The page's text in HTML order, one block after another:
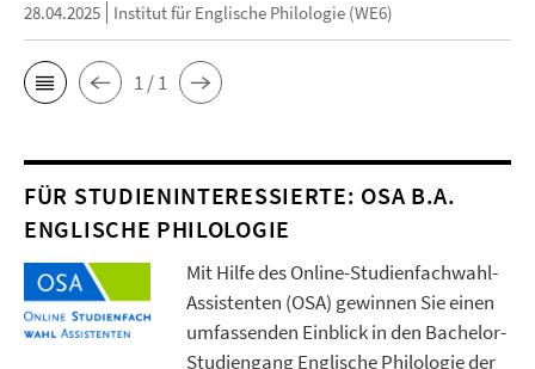
28.04.2025 Institut für Englische Philologie (WE6)
1 / 1
FÜR STUDIENINTERESSIERTE: OSA B.A.
ENGLISCHE PHILOLOGIE
Mit Hilfe des Online-Studienfachwahl-
Assistenten (OSA) gewinnen Sie einen
umfassenden Einblick in den Bachelor-
Studiengang Englische Philologie der